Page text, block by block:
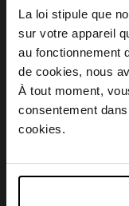
La loi stipule que
sur votre appareil
au fonctionnement
de cookies, nous
À tout moment,
consentement
cookies.
Description
Avis client